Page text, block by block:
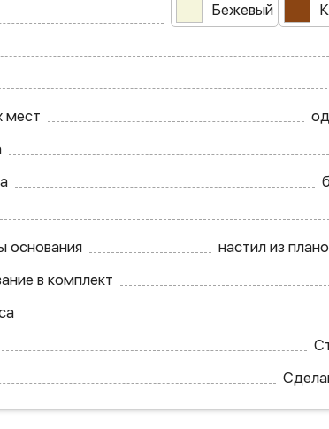
Бежевый
мест
основания
настил из
в комплект